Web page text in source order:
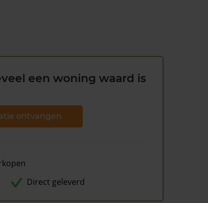
een woning waard is
ontvangen
Direct geleverd